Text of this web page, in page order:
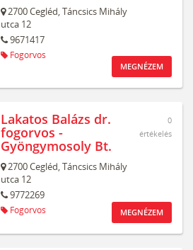
2700Cegléd,Táncsics Mihály
utca 12
9671417
Fogorvos
MEGNÉZEM
Lakatos Balázs dr.
fogorvos -
Gyöngymosoly Bt.
2700Cegléd,Táncsics Mihály
utca 12
9772269
Fogorvos
0
értékelés
MEGNÉZEM